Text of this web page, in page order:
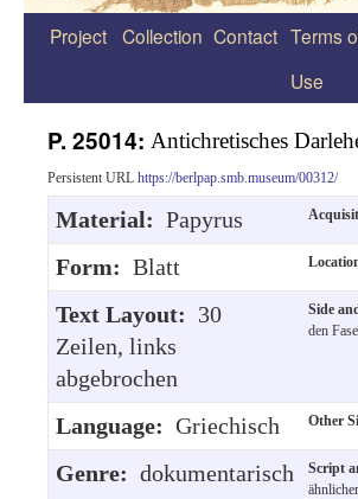
Zum
Project Collection Contact Terms
Use
P. 25014: Antichretisches
Persistent URL https://berlpap.smb.museum/00312/
Material: Papyrus
Form: Blatt
Text Layout: 30
Zeilen, links
abgebrochen
Side
den
Language: Griechisch Other
Genre: dokumentarisch Script